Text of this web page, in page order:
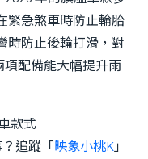
緊急煞車時防止輪胎
時防止後輪打滑，對
項配備能大幅提升雨
款式
追蹤「映象小桃K」